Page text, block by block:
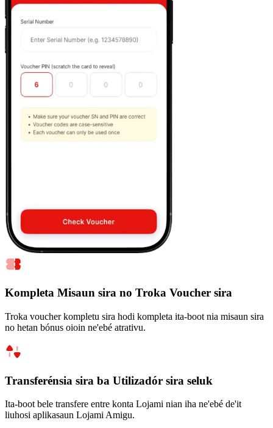
Kompleta Misaun sira no Troka Voucher sira
Troka voucher kompletu sira hodi kompleta ita-boot nia misaun sira
no hetan bónus oioin ne'ebé atrativu.
Transferénsia sira ba Utilizadór sira seluk
Ita-boot bele transfere entre konta Lojami nian iha ne'ebé de'it
liuhosi aplikasaun Lojami Amigu.